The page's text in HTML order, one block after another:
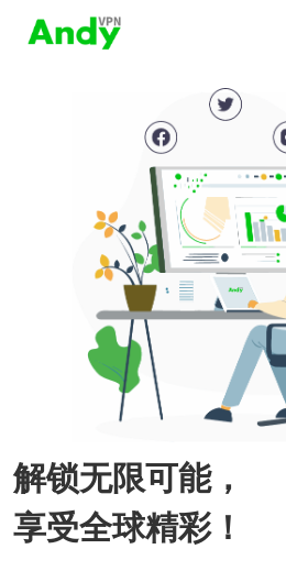
解锁无限可能，
享受全球精彩！